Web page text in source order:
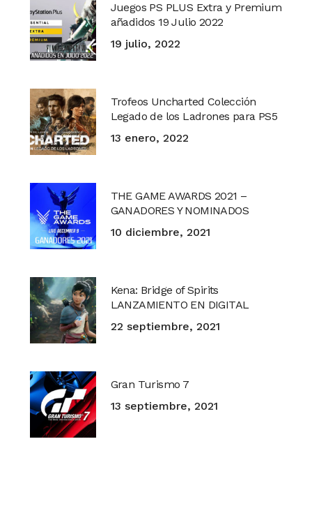
Juegos PS PLUS Extra y Premium
añadidos 19 Julio 2022
19 julio, 2022
Trofeos Uncharted Colección
Legado de los Ladrones para PS5
13 enero, 2022
THE GAME AWARDS 2021 –
GANADORES Y NOMINADOS
10 diciembre, 2021
Kena: Bridge of Spirits
LANZAMIENTO EN DIGITAL
22 septiembre, 2021
Gran Turismo 7
13 septiembre, 2021